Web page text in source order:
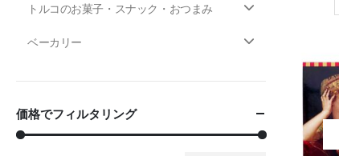
トルコのお菓子・スナック・おつまみ
ベーカリー
価格でフィルタリング